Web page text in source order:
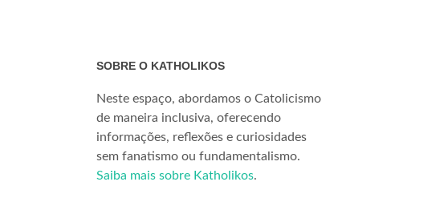
SOBRE O KATHOLIKOS
Neste espaço, abordamos o Catolicismo
de maneira inclusiva, oferecendo
informações, reflexões e curiosidades
sem fanatismo ou fundamentalismo.
Saiba mais sobre Katholikos.